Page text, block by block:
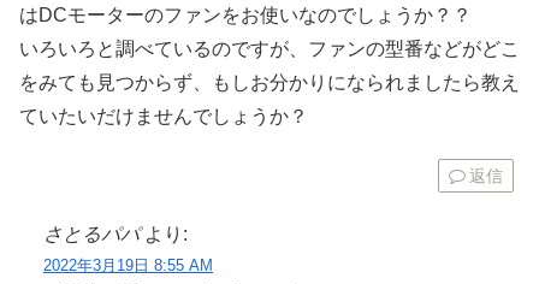
はDCモーターのファンをお使いなのでしょうか？？
いろいろと調べているのですが、ファンの型番などがどこ
をみても見つからず、もしお分かりになられましたら教え
ていたいだけませんでしょうか？
返信
さとるパパ より:
2022年3月19日 8:55 AM